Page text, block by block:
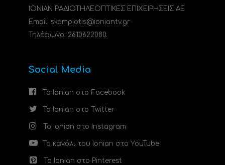
ΙΟΝΙΑΝ ΡΑΔΙΟΤΗΛΕΟΠΤΙΚΕΣ ΕΠΙΧΕΙΡΗΣΕΙΣ ΑΕ
Email: skampiotis@ioniantv.gr
Τηλέφωνο: 2610622080.
Social Media
Το Ionian στο Facebook
Το Ionian στο Twitter
Το Ionian στο Instagram
Το κανάλι του Ionian στο YouTube
Το Ionian στο Pinterest